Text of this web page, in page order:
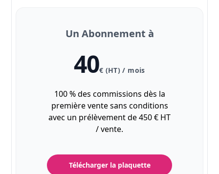
Un Abonnement à
40€ (HT) / mois
100 % des commissions dès la
première vente sans conditions
avec un prélèvement de 450 € HT
/ vente.
Télécharger la plaquette